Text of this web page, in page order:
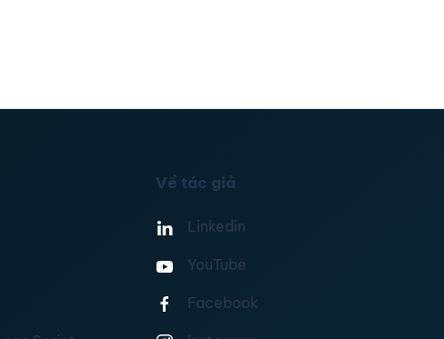
Về tác giả
Linkedin
YouTube
Facebook